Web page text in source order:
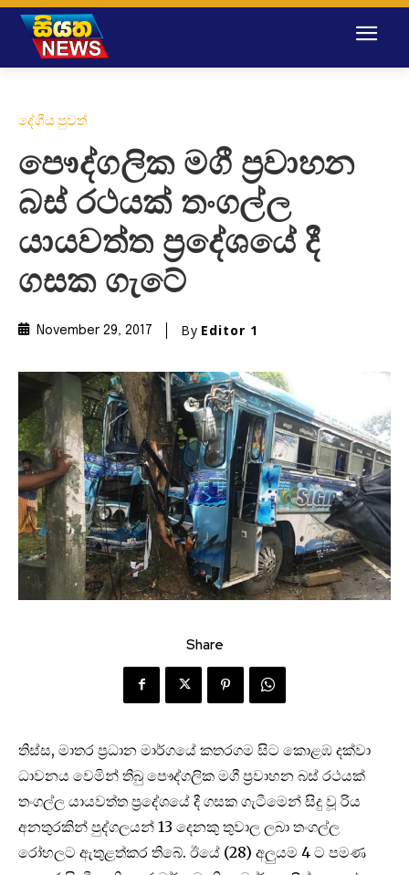
දේශීය පුවත්
පෞද්ගලික මගී ප්‍රවාහන
බස් රථයක් තංගල්ල
යායවත්ත ප්‍රදේශයේ දී
ගසක ගැටේ
November 29, 2017 By Editor 1
Share
තිස්ස, මාතර ප්‍රධාන මාර්ගයේ කතරගම සිට කොළඹ දක්වා
ධාවනය වෙමින් තිබු පෞද්ගලික මගී ප්‍රවාහන බස් රථයක්
තංගල්ල යායවත්ත ප්‍රදේශයේ දී ගසක ගැටීමෙන් සිදු වූ රිය
අනතුරකින් පුද්ගලයන් 13 දෙනකු තුවාල ලබා තංගල්ල
රෝහලට ඇතුළත්කර තිබේ. ඊයේ (28) අලුයම 4 ට පමණ